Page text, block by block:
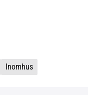
Inomhus